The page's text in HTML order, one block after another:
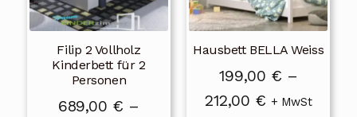
Filip 2 Vollholz
Kinderbett für 2
Personen
689,00 € –
auf.
Die
Optionen
können
Hausbett BELLA Weiss
199,00 € –
212,00 €Preisspanne:
+ MwSt
auf.
Die
Optionen
können
auf